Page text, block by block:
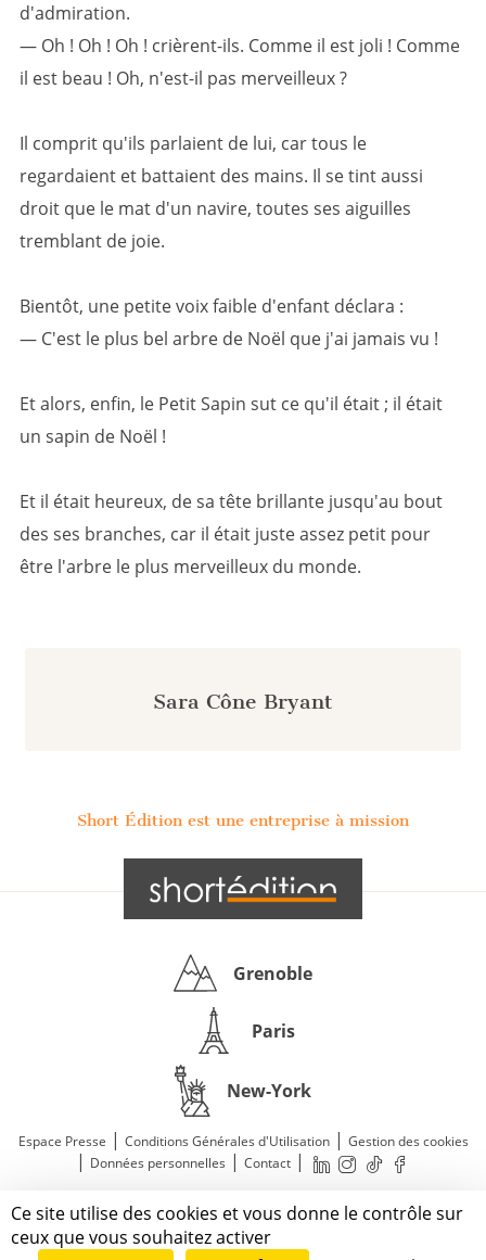
Ce site utilise des cookies et vous donne le contrôle sur
ceux que vous souhaitez activer
Sara Cône Bryant
d'admiration.
— Oh ! Oh ! Oh ! crièrent-ils. Comme il est joli ! Comme
il est beau ! Oh, n'est-il pas merveilleux ?
Il comprit qu'ils parlaient de lui, car tous le
regardaient et battaient des mains. Il se tint aussi
droit que le mat d'un navire, toutes ses aiguilles
tremblant de joie.
Bientôt, une petite voix faible d'enfant déclara :
— C'est le plus bel arbre de Noël que j'ai jamais vu !
Et alors, enfin, le Petit Sapin sut ce qu'il était ; il était
un sapin de Noël !
Et il était heureux, de sa tête brillante jusqu'au bout
des ses branches, car il était juste assez petit pour
être l'arbre le plus merveilleux du monde.
Short Édition est une entreprise à mission
Grenoble
Paris
New-York
Espace Presse | Conditions Générales d'Utilisation| Gestion des cookies
| Données personnelles | Contact|
Mentions légales